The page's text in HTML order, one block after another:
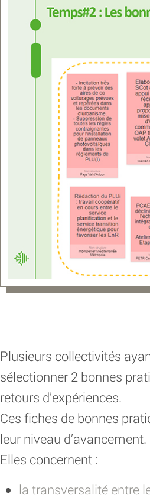
Plusieurs collectivités
sélectionner 2 bonnes
retours d’expériences.
Ces fiches de bonnes
leur niveau d’avancement.
Elles concernent :
la transversalité entre